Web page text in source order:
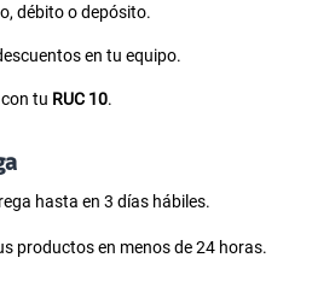
débito o depósito.
en tu equipo.
tu RUC 10.
hasta en 3 días hábiles.
productos en menos de 24 horas.